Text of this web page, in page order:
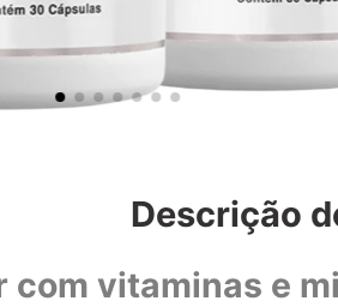
Descrição
com vitaminas e